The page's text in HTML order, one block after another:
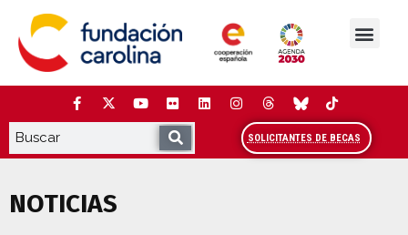
contenido
SOLICITANTES DE BECAS
NOTICIAS